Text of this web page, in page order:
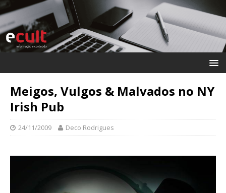
Meigos, Vulgos & Malvados no NY
Irish Pub
24/11/2009 Deco Rodrigues